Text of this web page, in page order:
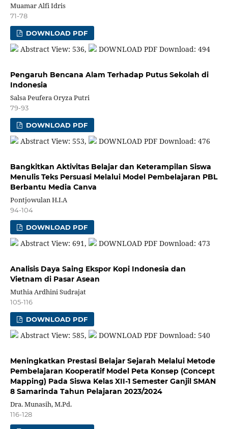
Muamar Alfi Idris
71-78
DOWNLOAD PDF
Abstract View: 536, DOWNLOAD PDF Download: 494
Pengaruh Bencana Alam Terhadap Putus Sekolah di
Indonesia
Salsa Peufera Oryza Putri
79-93
DOWNLOAD PDF
Abstract View: 553, DOWNLOAD PDF Download: 476
Bangkitkan Aktivitas Belajar dan Keterampilan Siswa
Menulis Teks Persuasi Melalui Model Pembelajaran PBL
Berbantu Media Canva
Pontjowulan H.I.A
94-104
DOWNLOAD PDF
Abstract View: 691, DOWNLOAD PDF Download: 473
Analisis Daya Saing Ekspor Kopi Indonesia dan
Vietnam di Pasar Asean
Muthia Ardhini Sudrajat
105-116
DOWNLOAD PDF
Abstract View: 585, DOWNLOAD PDF Download: 540
Meningkatkan Prestasi Belajar Sejarah Melalui Metode
Pembelajaran Kooperatif Model Peta Konsep (Concept
Mapping) Pada Siswa Kelas XII-1 Semester Ganjil SMAN
8 Samarinda Tahun Pelajaran 2023/2024
Dra. Munasih, M.Pd.
116-128